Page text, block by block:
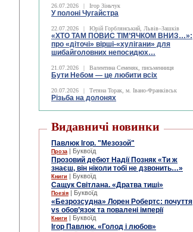
26.07.2026 | Ігор Зіньчук
У полоні Чугайстра
22.07.2026 | Юрій Горблянський, Львів–Зашків
«ХТО ТАМ ПОВИС ТІМ’ЯЧКОМ ВНИЗ…»:
про «діточі» вірші-«хулігани» для
шибайголовних непосидюх…
21.07.2026 | Валентина Семеняк, письменниця
Бути Небом ― це любити всіх
20.07.2026 | Тетяна Торак, м. Івано-Франківськ
Різьба на долонях
Видавничі новинки
Павлюк Ігор. "Мезозой"
Проза | Буквоїд
Прозовий дебют Надії Позняк «Ти ж
знаєш, він ніколи тобі не дзвонить…»
Книги | Буквоїд
Сащук Світлана. «Дратва тиші»
Поезія | Буквоїд
«Безрозсудна» Лорен Робертс: почуття
vs обов’язок та повалені імперії
Книги | Буквоїд
Ігор Павлюк. «Голод і любов»